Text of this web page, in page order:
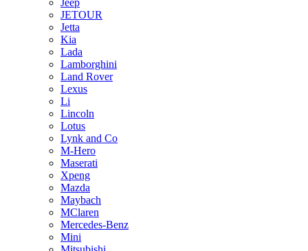
Jeep
JETOUR
Jetta
Kia
Lada
Lamborghini
Land Rover
Lexus
Li
Lincoln
Lotus
Lynk and Co
M-Hero
Maserati
Xpeng
Mazda
Maybach
MClaren
Mercedes-Benz
Mini